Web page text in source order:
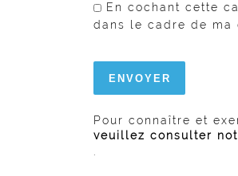
En cochant cette
dans le cadre de ma
Pour connaître et
veuillez consulter